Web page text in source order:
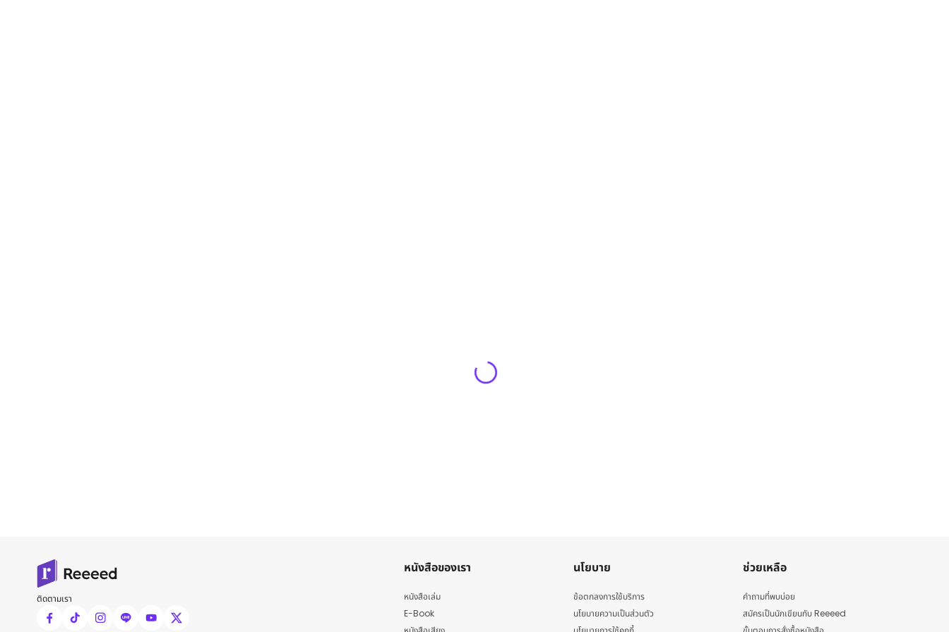
ติดตามเรา
หนังสือของเรา
หนังสือเล่ม
E-Book
นโยบาย
ข้อตกลงการใช้บริการ
นโยบายความเป็นส่วนตัว
ช่วยเหลือ
คำถามที่พบบ่อย
สมัครเป็นนักเขียนกับ Reeeed